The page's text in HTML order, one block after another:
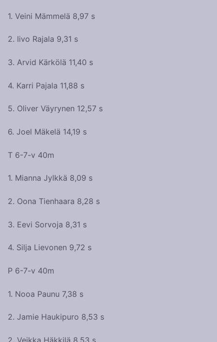
1. Veini Mämmelä 8,97 s
2. Iivo Rajala 9,31 s
3. Arvid Kärkölä 11,40 s
4. Karri Pajala 11,88 s
5. Oliver Väyrynen 12,57 s
6. Joel Mäkelä 14,19 s
T 6-7-v 40m
1. Mianna Jylkkä 8,09 s
2. Oona Tienhaara 8,28 s
3. Eevi Sorvoja 8,31 s
4. Silja Lievonen 9,72 s
P 6-7-v 40m
1. Nooa Paunu 7,38 s
2. Jamie Haukipuro 8,53 s
2. Veikka Häkkilä 8,53 s